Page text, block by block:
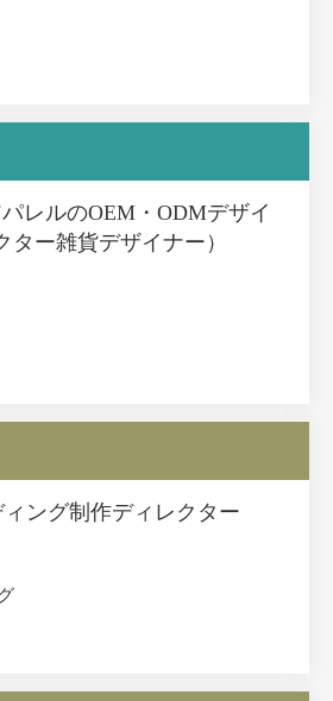
パレルのOEM・ODMデザイ
ター雑貨デザイナー）
ィング制作ディレクター